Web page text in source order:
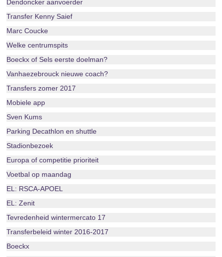
Dendoncker aanvoerder
Transfer Kenny Saief
Marc Coucke
Welke centrumspits
Boeckx of Sels eerste doelman?
Vanhaezebrouck nieuwe coach?
Transfers zomer 2017
Mobiele app
Sven Kums
Parking Decathlon en shuttle
Stadionbezoek
Europa of competitie prioriteit
Voetbal op maandag
EL: RSCA-APOEL
EL: Zenit
Tevredenheid wintermercato 17
Transferbeleid winter 2016-2017
Boeckx